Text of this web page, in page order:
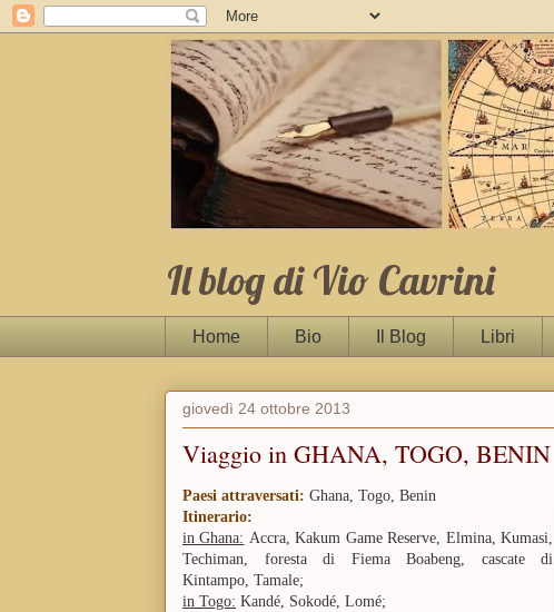
Il blog di Vio Cavrini
Home Bio Il Blog Libri
giovedì 24 ottobre 2013
Viaggio in GHANA, TOGO, BENIN
Paesi attraversati: Ghana, Togo, Benin
Itinerario:
in Ghana: Accra, Kakum Game Reserve, Elmina, Kumasi,
Techiman, foresta di Fiema Boabeng, cascate di
Kintampo, Tamale;
in Togo: Kandé, Sokodé, Lomé;